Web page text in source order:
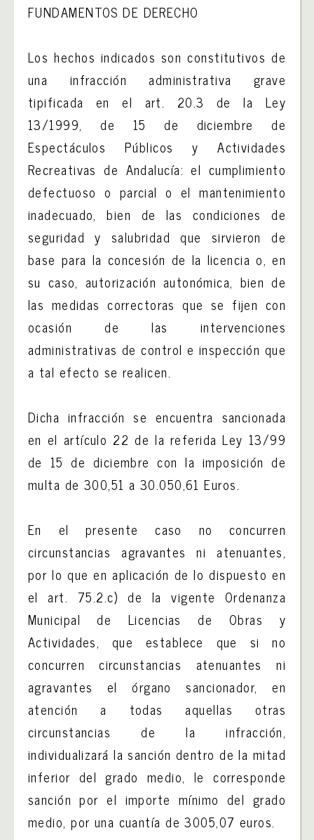
FUNDAMENTOS DE DERECHO
Los hechos indicados son constitutivos de
una infracción administrativa grave
tipificada en el art. 20.3 de la Ley
13/1999, de 15 de diciembre de
Espectáculos Públicos y Actividades
Recreativas de Andalucía: el cumplimiento
defectuoso o parcial o el mantenimiento
inadecuado, bien de las condiciones de
seguridad y salubridad que sirvieron de
base para la concesión de la licencia o, en
su caso, autorización autonómica, bien de
las medidas correctoras que se fijen con
ocasión de las intervenciones
administrativas de control e inspección que
a tal efecto se realicen.
Dicha infracción se encuentra sancionada
en el artículo 22 de la referida Ley 13/99
de 15 de diciembre con la imposición de
multa de 300,51 a 30.050,61 Euros.
En el presente caso no concurren
circunstancias agravantes ni atenuantes,
por lo que en aplicación de lo dispuesto en
el art. 75.2.c) de la vigente Ordenanza
Municipal de Licencias de Obras y
Actividades, que establece que si no
concurren circunstancias atenuantes ni
agravantes el órgano sancionador, en
atención a todas aquellas otras
circunstancias de la infracción,
individualizará la sanción dentro de la mitad
inferior del grado medio, le corresponde
sanción por el importe mínimo del grado
medio, por una cuantía de 3005,07 euros.